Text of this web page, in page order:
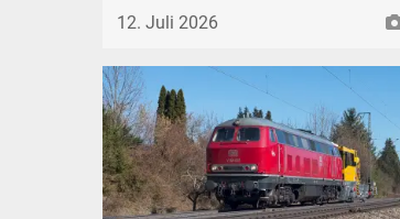
12. Juli 2026